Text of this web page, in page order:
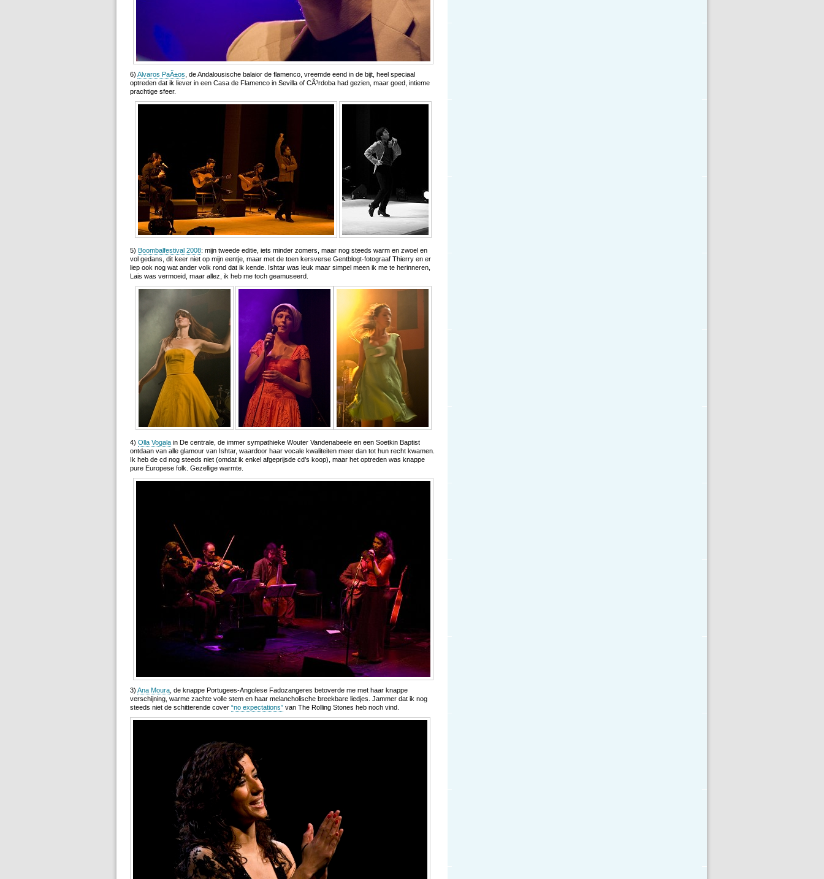
6) Alvaros PaÃ±os , de Andalousische balaior de flamenco, vreemde eend in de bijt, heel speciaal
optreden dat ik liever in een Casa de Flamenco in Sevilla of CÃ³rdoba had gezien, maar goed, intieme
prachtige sfeer.
5) Boombalfestival 2008: mijn tweede editie, iets minder zomers, maar nog steeds warm en zwoel en
vol gedans, dit keer niet op mijn eentje, maar met de toen kersverse Gentblogt-fotograaf Thierry en er
liep ook nog wat ander volk rond dat ik kende. Ishtar was leuk maar simpel meen ik me te herinneren,
Lais was vermoeid, maar allez, ik heb me toch geamuseerd.
4) Olla Vogala in De centrale, de immer sympathieke Wouter Vandenabeele en een Soetkin Baptist
ontdaan van alle glamour van Ishtar, waardoor haar vocale kwaliteiten meer dan tot hun recht kwamen.
Ik heb de cd nog steeds niet (omdat ik enkel afgeprijsde cd’s koop), maar het optreden was knappe
pure Europese folk. Gezellige warmte.
3) Ana Moura , de knappe Portugees-Angolese Fadozangeres betoverde me met haar knappe
verschijning, warme zachte volle stem en haar melancholische breekbare liedjes. Jammer dat ik nog
steeds niet de schitterende cover “no expectations” van The Rolling Stones heb noch vind.